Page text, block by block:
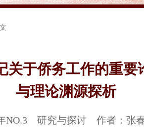
关于侨务工作的重要
与理论渊源探析
NO.3 研究与探讨 作者：张